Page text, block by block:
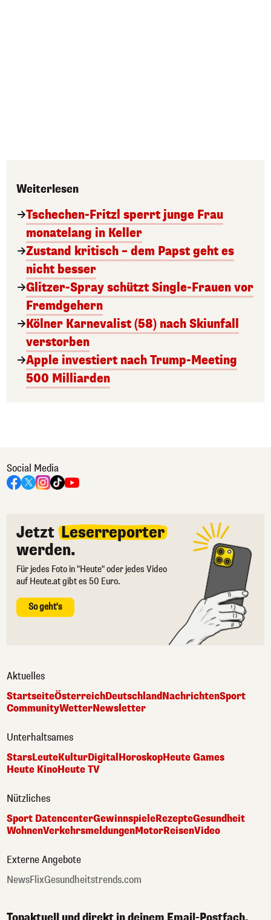
Weiterlesen
Tschechen-Fritzl sperrt junge Frau
monatelang in Keller
Zustand kritisch – dem Papst geht es
nicht besser
Glitzer-Spray schützt Single-Frauen vor
Fremdgehern
Kölner Karnevalist (58) nach Skiunfall
verstorben
Apple investiert nach Trump-Meeting
500 Milliarden
Social Media
Jetzt Leserreporter
werden.
Für jedes Foto in "Heute" oder jedes Video
auf Heute.at gibt es 50 Euro.
So geht's
Aktuelles
StartseiteÖsterreichDeutschlandNachrichtenSport
CommunityWetterNewsletter
Unterhaltsames
StarsLeuteKulturDigital HoroskopHeute Games
Heute KinoHeute TV
Nützliches
Sport DatencenterGewinnspieleRezepteGesundheit
WohnenVerkehrsmeldungenMotorReisenVideo
Externe Angebote
NewsFlixGesundheitstrends.com